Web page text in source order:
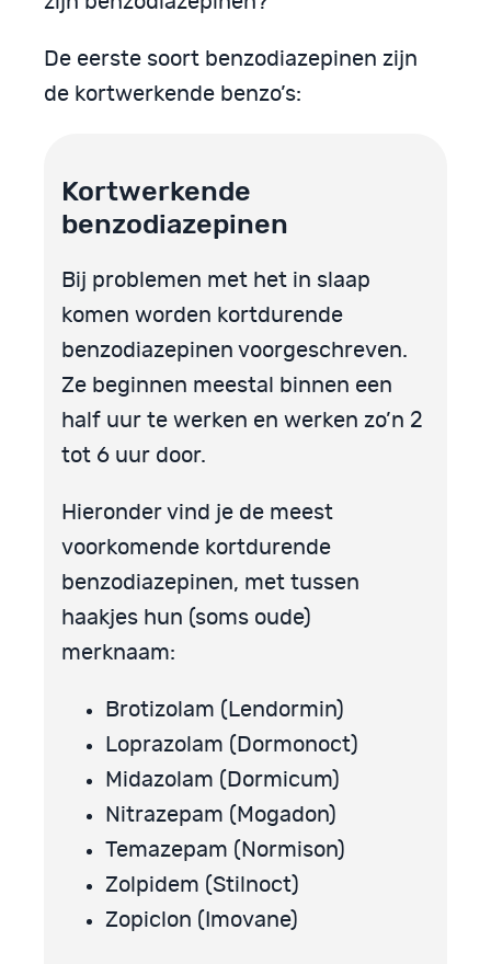
De eerste soort benzodiazepinen zijn
de kortwerkende benzo’s:
Kortwerkende
benzodiazepinen
Bij problemen met het in slaap
komen worden kortdurende
benzodiazepinen voorgeschreven.
Ze beginnen meestal binnen een
half uur te werken en werken zo’n 2
tot 6 uur door.
Hieronder vind je de meest
voorkomende kortdurende
benzodiazepinen, met tussen
haakjes hun (soms oude)
merknaam:
Brotizolam (Lendormin)
Loprazolam (Dormonoct)
Midazolam (Dormicum)
Nitrazepam (Mogadon)
Temazepam (Normison)
Zolpidem (Stilnoct)
Zopiclon (Imovane)